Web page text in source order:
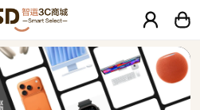
城｜【30天安心